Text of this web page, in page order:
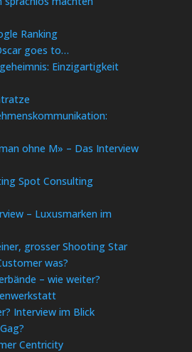
Ranking
goes to…
Einzigartigkeit
ohne M» – Das Interview
Spot Consulting
– Luxusmarken im
grosser Shooting Star
was?
– wie weiter?
Interview im Blick
Centricity